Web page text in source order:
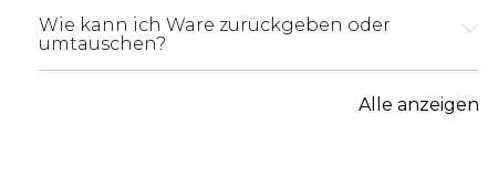
Wie kann ich Ware zurückgeben oder
umtauschen?
Alle anzeigen